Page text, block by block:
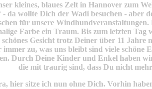
kleines, blaues Zelt in Hannover zum
- da wollte Dich der Wadi besuchen - aber
für unsere
Farbe ein Traum. Bis zum letzten Tag
Gesicht trotz Deiner über 11 Jahre
immer zu, was uns bleibt sind viele schöne
Durch Deine Kinder und Enkel haben
die mit traurig sind, dass Du nicht
hier sitze ich nun ohne Dich. Vorhin